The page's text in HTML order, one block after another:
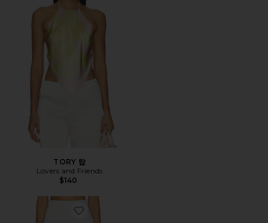
TORY 탑
Lovers and Friends
$140
Favorite CINDY 팬츠